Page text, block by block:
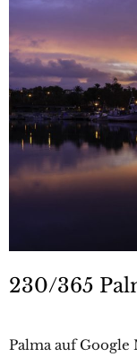
230/365
Palma auf